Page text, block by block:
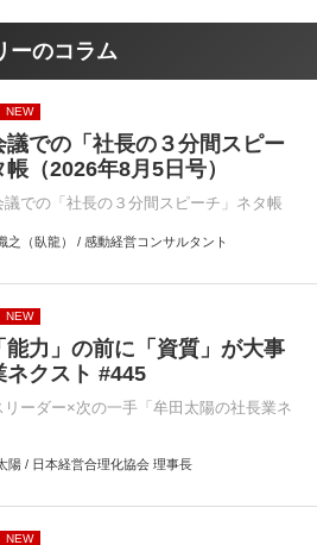
ーのコラム
NEW
議での「社長の３分間スピー
（2026年8月5日号）
議での「社長の３分間スピーチ」ネタ帳
之（臥龍） / 感動経営コンサルタント
NEW
能力」の前に「資質」が大事
ネクスト #445
リーダー×次の一手「牟田太陽の社長業ネ
陽 / 日本経営合理化協会 理事長
NEW